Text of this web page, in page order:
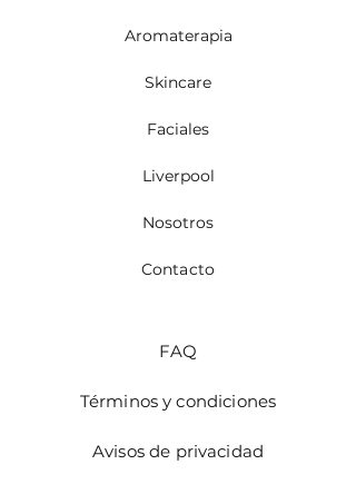
Aromaterapia
Skincare
Faciales
Liverpool
Nosotros
Contacto
FAQ
Términos y condiciones
Avisos de privacidad